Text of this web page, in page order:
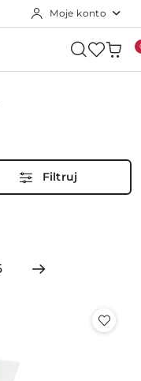
Moje konto
Filtruj